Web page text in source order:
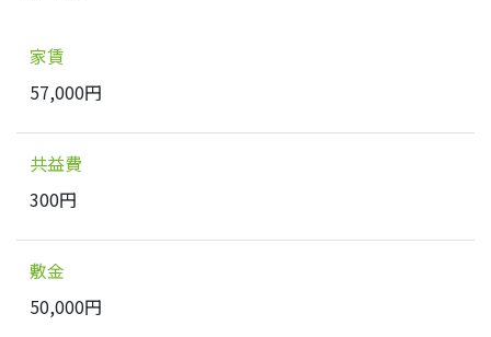
家賃
57,000円
共益費
300円
敷金
50,000円